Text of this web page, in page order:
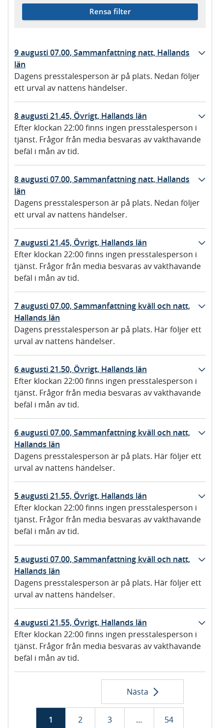
Rensa filter
9 augusti 07.00, Sammanfattning natt, Hallands
län
Dagens presstalesperson är på plats. Nedan följer
ett urval av nattens händelser.
8 augusti 21.45, Övrigt, Hallands län
Efter klockan 22:00 finns ingen presstalesperson i
tjänst. Frågor från media besvaras av vakthavande
befäl i mån av tid.
8 augusti 07.00, Sammanfattning natt, Hallands
län
Dagens presstalesperson är på plats. Nedan följer
ett urval av nattens händelser.
7 augusti 21.45, Övrigt, Hallands län
Efter klockan 22:00 finns ingen presstalesperson i
tjänst. Frågor från media besvaras av vakthavande
befäl i mån av tid.
7 augusti 07.00, Sammanfattning kväll och natt,
Hallands län
Dagens presstalesperson är på plats. Här följer ett
urval av nattens händelser.
6 augusti 21.50, Övrigt, Hallands län
Efter klockan 22:00 finns ingen presstalesperson i
tjänst. Frågor från media besvaras av vakthavande
befäl i mån av tid.
6 augusti 07.00, Sammanfattning kväll och natt,
Hallands län
Dagens presstalesperson är på plats. Här följer ett
urval av nattens händelser.
5 augusti 21.55, Övrigt, Hallands län
Efter klockan 22:00 finns ingen presstalesperson i
tjänst. Frågor från media besvaras av vakthavande
befäl i mån av tid.
5 augusti 07.00, Sammanfattning kväll och natt,
Hallands län
Dagens presstalesperson är på plats. Här följer ett
urval av nattens händelser.
4 augusti 21.55, Övrigt, Hallands län
Efter klockan 22:00 finns ingen presstalesperson i
tjänst. Frågor från media besvaras av vakthavande
befäl i mån av tid.
s
1i
s
2
i
s
3
i
…
s
54
i
Nästa